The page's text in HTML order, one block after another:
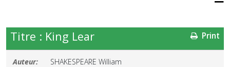
Print
Titre : King Lear
Auteur: SHAKESPEARE William